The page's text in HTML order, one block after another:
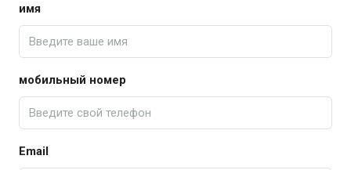
имя
мобильный номер
Email